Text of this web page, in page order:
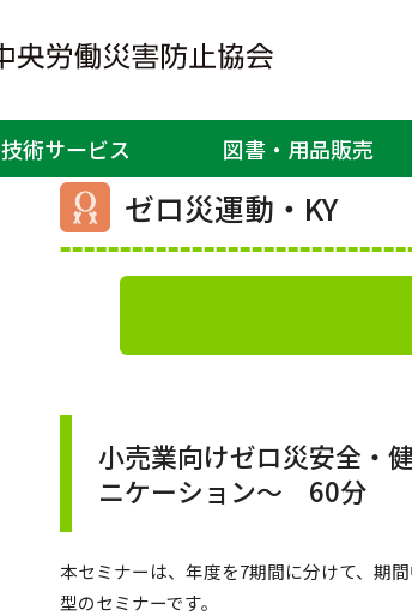
技術サービス 図書・用品販売
教育
ゼロ災運動・KY
小売業向けゼロ災安全・
ニケーション～ 60分
本セミナーは、年度を7期間に分けて、期
型のセミナーです。